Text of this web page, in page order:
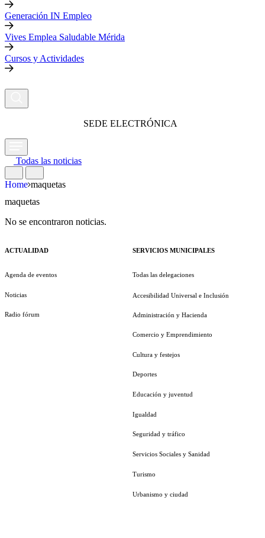
Generación IN Empleo
Vives Emplea Saludable Mérida
Cursos y Actividades
SEDE ELECTRÓNICA
Todas las noticias
Home maquetas
maquetas
No se encontraron noticias.
ACTUALIDAD
Agenda de eventos
Noticias
Radio fórum
SERVICIOS MUNICIPALES
Todas las delegaciones
Accesibilidad Universal e Inclusión
Administración y Hacienda
Comercio y Emprendimiento
Cultura y festejos
Deportes
Educación y juventud
Igualdad
Seguridad y tráfico
Servicios Sociales y Sanidad
Turismo
Urbanismo y ciudad